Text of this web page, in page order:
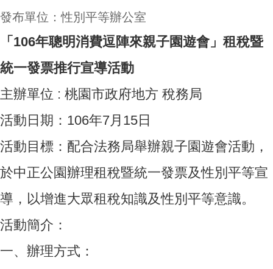
發布單位：性別平等辦公室
「106年聰明消費逗陣來親子園遊會」租稅暨
統一發票推行宣導活動
主辦單位 : 桃園市政府地方 稅務局
活動日期：106年7月15日
活動目標：配合法務局舉辦親子園遊會活動，
於中正公園辦理租稅暨統一發票及性別平等宣
導，以增進大眾租稅知識及性別平等意識。
活動簡介：
一、辦理方式：